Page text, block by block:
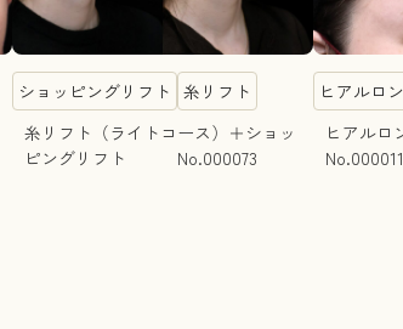
ショッピングリフト 糸リフト
糸リフト（ライトコース）＋ショッ
ピングリフト No.000073
ヒアルロ
ヒアル